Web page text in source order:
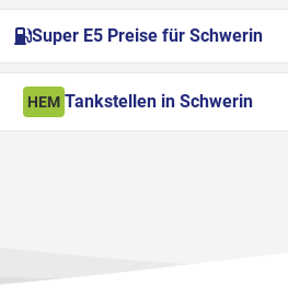
Super E5 Preise für Schwerin
HEM Tankstellen in Schwerin